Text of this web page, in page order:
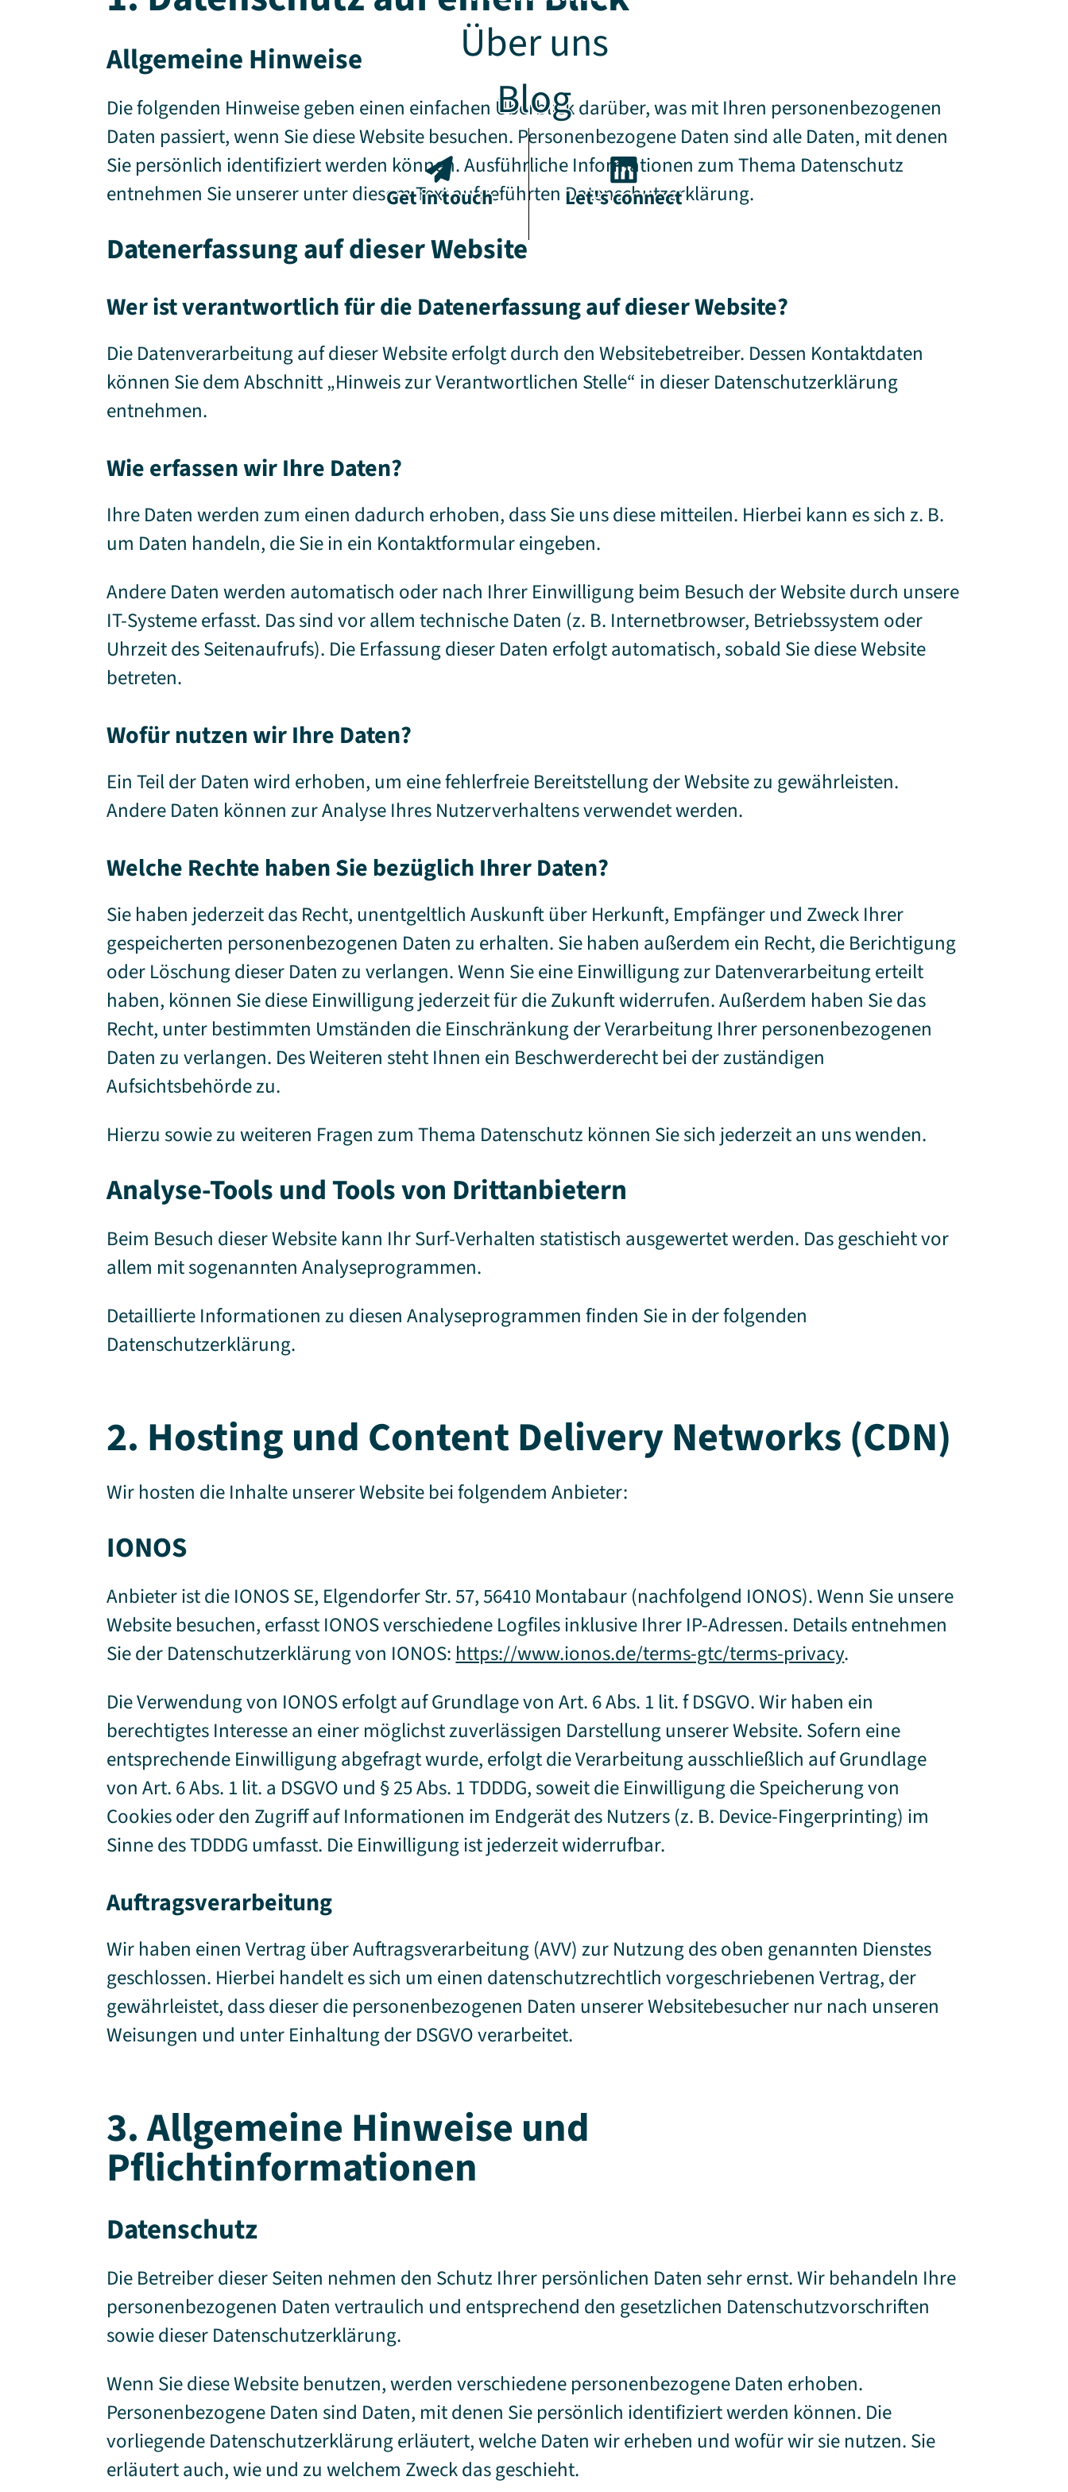
Über uns
Blog
Get in touch Let's connect
Allgemeine Hinweise
Die folgenden Hinweise geben einen einfachen Überblick darüber, was mit Ihren personenbezogenen
Daten passiert, wenn Sie diese Website besuchen. Personenbezogene Daten sind alle Daten, mit denen
Sie persönlich identifiziert werden können. Ausführliche Informationen zum Thema Datenschutz
entnehmen Sie unserer unter diesem Text aufgeführten Datenschutzerklärung.
Datenerfassung auf dieser Website
Wer ist verantwortlich für die Datenerfassung auf dieser Website?
Die Datenverarbeitung auf dieser Website erfolgt durch den Websitebetreiber. Dessen Kontaktdaten
können Sie dem Abschnitt „Hinweis zur Verantwortlichen Stelle“ in dieser Datenschutzerklärung
entnehmen.
Wie erfassen wir Ihre Daten?
Ihre Daten werden zum einen dadurch erhoben, dass Sie uns diese mitteilen. Hierbei kann es sich z. B.
um Daten handeln, die Sie in ein Kontaktformular eingeben.
Andere Daten werden automatisch oder nach Ihrer Einwilligung beim Besuch der Website durch unsere
IT-Systeme erfasst. Das sind vor allem technische Daten (z. B. Internetbrowser, Betriebssystem oder
Uhrzeit des Seitenaufrufs). Die Erfassung dieser Daten erfolgt automatisch, sobald Sie diese Website
betreten.
Wofür nutzen wir Ihre Daten?
Ein Teil der Daten wird erhoben, um eine fehlerfreie Bereitstellung der Website zu gewährleisten.
Andere Daten können zur Analyse Ihres Nutzerverhaltens verwendet werden.
Welche Rechte haben Sie bezüglich Ihrer Daten?
Sie haben jederzeit das Recht, unentgeltlich Auskunft über Herkunft, Empfänger und Zweck Ihrer
gespeicherten personenbezogenen Daten zu erhalten. Sie haben außerdem ein Recht, die Berichtigung
oder Löschung dieser Daten zu verlangen. Wenn Sie eine Einwilligung zur Datenverarbeitung erteilt
haben, können Sie diese Einwilligung jederzeit für die Zukunft widerrufen. Außerdem haben Sie das
Recht, unter bestimmten Umständen die Einschränkung der Verarbeitung Ihrer personenbezogenen
Daten zu verlangen. Des Weiteren steht Ihnen ein Beschwerderecht bei der zuständigen
Aufsichtsbehörde zu.
Hierzu sowie zu weiteren Fragen zum Thema Datenschutz können Sie sich jederzeit an uns wenden.
Analyse-Tools und Tools von Drittanbietern
Beim Besuch dieser Website kann Ihr Surf-Verhalten statistisch ausgewertet werden. Das geschieht vor
allem mit sogenannten Analyseprogrammen.
Detaillierte Informationen zu diesen Analyseprogrammen finden Sie in der folgenden
Datenschutzerklärung.
2. Hosting und Content Delivery Networks (CDN)
Wir hosten die Inhalte unserer Website bei folgendem Anbieter:
IONOS
Anbieter ist die IONOS SE, Elgendorfer Str. 57, 56410 Montabaur (nachfolgend IONOS). Wenn Sie unsere
Website besuchen, erfasst IONOS verschiedene Logfiles inklusive Ihrer IP-Adressen. Details entnehmen
Sie der Datenschutzerklärung von IONOS: https://www.ionos.de/terms-gtc/terms-privacy.
Die Verwendung von IONOS erfolgt auf Grundlage von Art. 6 Abs. 1 lit. f DSGVO. Wir haben ein
berechtigtes Interesse an einer möglichst zuverlässigen Darstellung unserer Website. Sofern eine
entsprechende Einwilligung abgefragt wurde, erfolgt die Verarbeitung ausschließlich auf Grundlage
von Art. 6 Abs. 1 lit. a DSGVO und § 25 Abs. 1 TDDDG, soweit die Einwilligung die Speicherung von
Cookies oder den Zugriff auf Informationen im Endgerät des Nutzers (z. B. Device-Fingerprinting) im
Sinne des TDDDG umfasst. Die Einwilligung ist jederzeit widerrufbar.
Auftragsverarbeitung
Wir haben einen Vertrag über Auftragsverarbeitung (AVV) zur Nutzung des oben genannten Dienstes
geschlossen. Hierbei handelt es sich um einen datenschutzrechtlich vorgeschriebenen Vertrag, der
gewährleistet, dass dieser die personenbezogenen Daten unserer Websitebesucher nur nach unseren
Weisungen und unter Einhaltung der DSGVO verarbeitet.
3. Allgemeine Hinweise und
Pflichtinformationen
Datenschutz
Die Betreiber dieser Seiten nehmen den Schutz Ihrer persönlichen Daten sehr ernst. Wir behandeln Ihre
personenbezogenen Daten vertraulich und entsprechend den gesetzlichen Datenschutzvorschriften
sowie dieser Datenschutzerklärung.
Wenn Sie diese Website benutzen, werden verschiedene personenbezogene Daten erhoben.
Personenbezogene Daten sind Daten, mit denen Sie persönlich identifiziert werden können. Die
vorliegende Datenschutzerklärung erläutert, welche Daten wir erheben und wofür wir sie nutzen. Sie
erläutert auch, wie und zu welchem Zweck das geschieht.